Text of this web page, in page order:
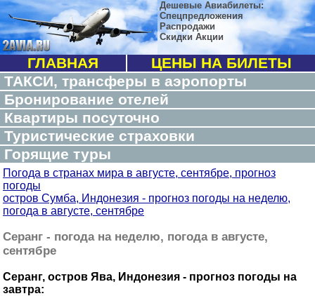
Дешевые Авиабилеты:
Спецпредложения
Распродажи
Скидки Акции
ГЛАВНАЯ
ЦЕНЫ НА БИЛЕТЫ
ТАКСИ, трансферы в аэропорты
Бронирование отелей
Квартиры посуточно
Туристические страховки
Горящие туры
Погода в странах мира в августе, сентябре, прогноз
погоды
остров Сумба, Индонезия - прогноз погоды на неделю,
погода в августе, сентябре
Серанг - погода на неделю, погода в августе,
сентябре
Серанг, остров Ява, Индонезия - прогноз погоды на
завтра: